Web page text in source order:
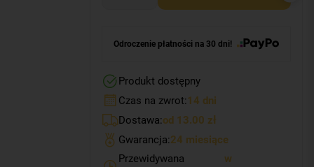
Odroczenie płatności na 30 dni!
Produkt dostępny
Czas na zwrot:14 dni
Dostawa:od 13.00 zł
Gwarancja:24 miesiące
Przewidywana
w